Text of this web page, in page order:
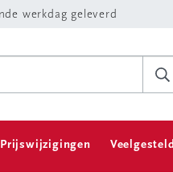
werkdag geleverd
Prijswijzigingen